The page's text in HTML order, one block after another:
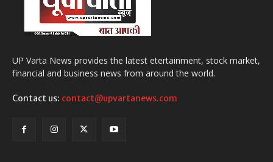
UP Varta News provides the latest etertainment, stock market,
financial and business news from around the world.
Contact us: contact@upvartanews.com